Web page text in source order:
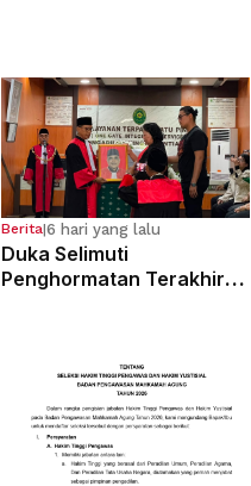
Berita|6 hari yang lalu
Duka Selimuti
Penghormatan Terakhir